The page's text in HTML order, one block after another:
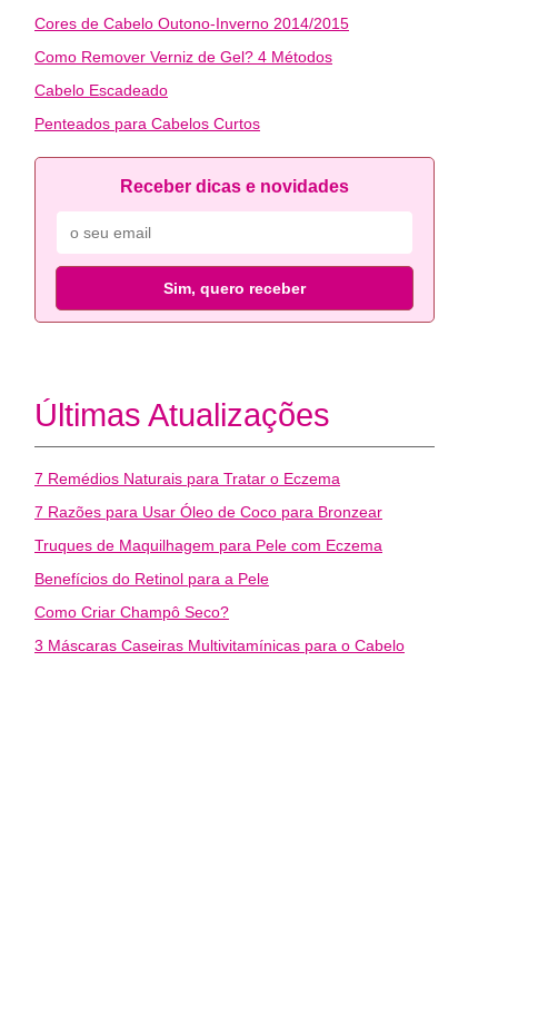
Cores de Cabelo Outono-Inverno 2014/2015
Como Remover Verniz de Gel? 4 Métodos
Cabelo Escadeado
Penteados para Cabelos Curtos
Receber dicas e novidades
Sim, quero receber
Últimas Atualizações
7 Remédios Naturais para Tratar o Eczema
7 Razões para Usar Óleo de Coco para Bronzear
Truques de Maquilhagem para Pele com Eczema
Benefícios do Retinol para a Pele
Como Criar Champô Seco?
3 Máscaras Caseiras Multivitamínicas para o Cabelo